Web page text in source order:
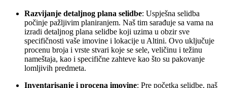
Razvijanje detaljnog plana selidbe: Uspješna selidba
počinje pažljivim planiranjem. Naš tim sarađuje sa vama na
izradi detaljnog plana selidbe koji uzima u obzir sve
specifičnosti vaše imovine i lokacije u Altini. Ovo uključuje
procenu broja i vrste stvari koje se sele, veličinu i težinu
nameštaja, kao i specifične zahteve kao što su pakovanje
lomljivih predmeta.
Inventarisanje i procena imovine: Pre početka selidbe, naš